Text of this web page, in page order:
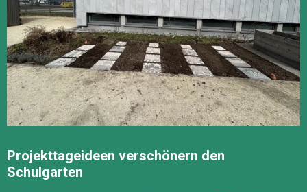
Projekttageideen verschönern den
Schulgarten